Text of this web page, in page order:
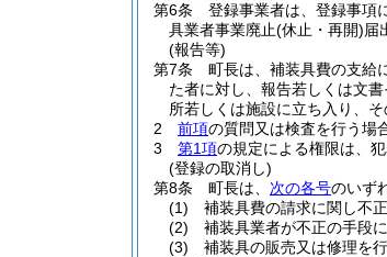
第6条
登録事業者は、登録事項
具業者事業廃止(休止・再開)届
(報告等)
第7条
町長は、補装具費の支給
た者に対し、報告若しくは文
所若しくは施設に立ち入り、
2
前項の質問又は検査を行う場
3
第1項の規定による権限は、
(登録の取消し)
第8条
町長は、 次の各号のいず
(1)
補装具費の請求に関し不
(2)
補装具業者が不正の手段に
(3)
補装具の販売又は修理を